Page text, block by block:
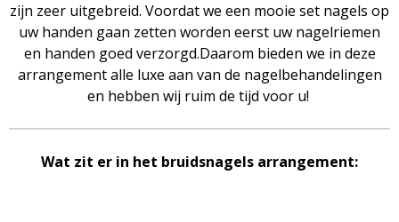
zijn zeer uitgebreid. Voordat we een mooie set nagels op
uw handen gaan zetten worden eerst uw nagelriemen
en handen goed verzorgd.Daarom bieden we in deze
arrangement alle luxe aan van de nagelbehandelingen
en hebben wij ruim de tijd voor u!
Wat zit er in het bruidsnagels arrangement: